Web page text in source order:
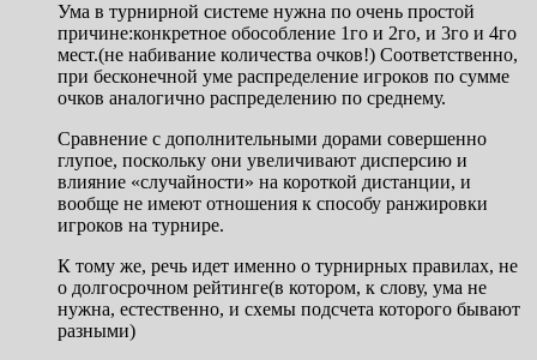
Ума в турнирной системе нужна по очень простой
причине:конкретное обособление 1го и 2го, и 3го и 4го
мест.(не набивание количества очков!) Соответственно,
при бесконечной уме распределение игроков по сумме
очков аналогично распределению по среднему.
Сравнение с дополнительными дорами совершенно
глупое, поскольку они увеличивают дисперсию и
влияние «случайности» на короткой дистанции, и
вообще не имеют отношения к способу ранжировки
игроков на турнире.
К тому же, речь идет именно о турнирных правилах, не
о долгосрочном рейтинге(в котором, к слову, ума не
нужна, естественно, и схемы подсчета которого бывают
разными)